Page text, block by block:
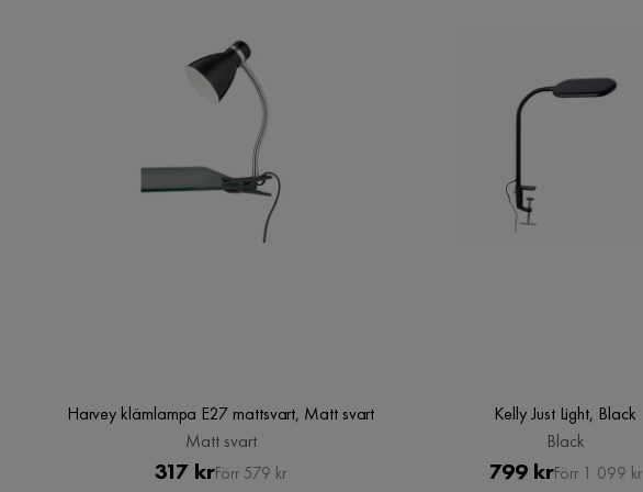
Harvey klämlampa E27 mattsvart, Matt svart
Matt svart
Pris
317 krOriginal
Förr 579 kr
Kelly Just Light, Black
Black
Pris
799 kr Original
Förr 1 099 kr